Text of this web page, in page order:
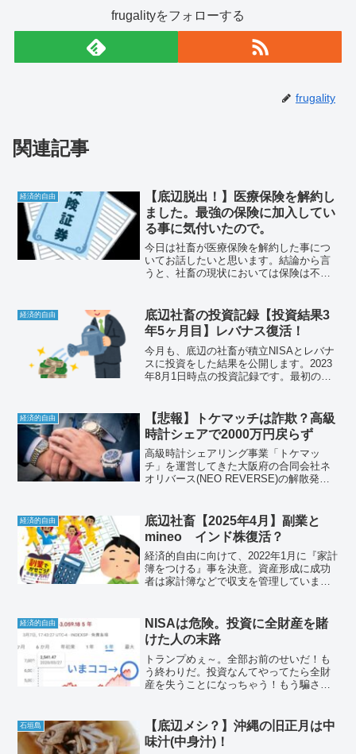
frugalityをフォローする
frugality
関連記事
経済的自由
【底辺脱出！】医療保険を解約し
ました。最強の保険に加入してい
る事に気付いたので。
今日は社畜が医療保険を解約した事につ
いてお話したいと思います。結論から言
うと、社畜の現状においては保険は不要
最後までお付き合いください。
経済的自由
底辺社畜の投資記録【投資結果3
年5ヶ月目】レバナス復活！
今月も、底辺の社畜が積立NISAとレバナ
スに投資をした結果を公開します。2023
年8月1日時点の投資記録です。最初の積
望の投資結果をお楽しみください。
経済的自由
【悲報】トケマッチは詐欺？高級
時計シェアで2000万円戻らず
高級時計シェアリング事業「トケマッ
チ」を運営してきた大阪府の合同会社ネ
オリバース(NEO REVERSE)の解散発表
経済的自由
底辺社畜【2025年4月】副業と
mineo インド株復活？
経済的自由に向けて、2022年1月に『家計
簿をつける』事を決意。資産形成に成功
者は家計簿などで収支を管理していま
転？です。
経済的自由
NISAは危険。投資に全財産を賭
けた人の末路
トランプめぇ～。全部お前のせいだ！も
う終わりだ。投資なんてやってたら全財
産を失うことになっちゃう！もう騙され
う。
石垣島
【底辺メシ？】沖縄の旧正月は中
味汁(中身汁)！